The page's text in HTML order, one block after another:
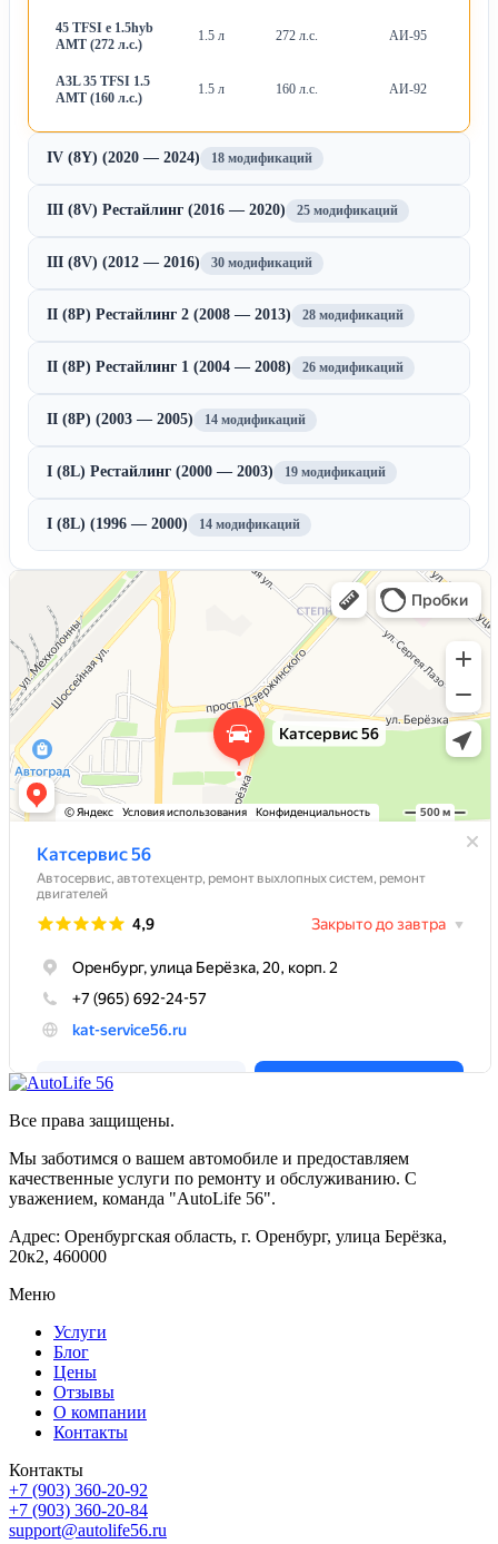
45 TFSI e 1.5hyb
AMT (272 л.с.)
1.5 л 272 л.с. АИ-95
A3L 35 TFSI 1.5
AMT (160 л.с.)
1.5 л 160 л.с. АИ-92
IV (8Y) (2020 — 2024) 18 модификаций
III (8V) Рестайлинг (2016 — 2020) 25 модификаций
III (8V) (2012 — 2016) 30 модификаций
II (8P) Рестайлинг 2 (2008 — 2013) 28 модификаций
II (8P) Рестайлинг 1 (2004 — 2008) 26 модификаций
II (8P) (2003 — 2005) 14 модификаций
I (8L) Рестайлинг (2000 — 2003) 19 модификаций
I (8L) (1996 — 2000) 14 модификаций
Все права защищены.
Мы заботимся о вашем автомобиле и предоставляем
качественные услуги по ремонту и обслуживанию. С
уважением, команда "AutoLife 56".
Адрес: Оренбургская область, г. Оренбург, улица Берёзка,
20к2, 460000
Меню
Услуги
Блог
Цены
Отзывы
О компании
Контакты
Контакты
+7 (903) 360-20-92
+7 (903) 360-20-84
support@autolife56.ru